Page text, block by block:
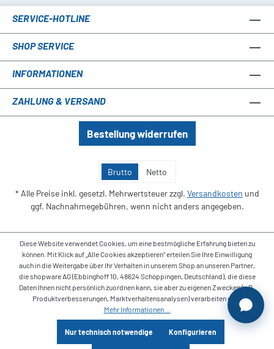
SERVICE-HOTLINE
SHOP SERVICE
INFORMATIONEN
ZAHLUNG & VERSAND
Bestellung widerrufen
Brutto Netto
* Alle Preise inkl. gesetzl. Mehrwertsteuer zzgl. Versandkosten und
ggf. Nachnahmegebühren, wenn nicht anders angegeben.
Diese Website verwendet Cookies, um eine bestmögliche Erfahrung bieten zu
können. Mit Klick auf „Alle Cookies akzeptieren“ erteilen Sie Ihre Einwilligung
auch in die Weitergabe über Ihr Verhalten in unserem Shop an unseren Partner,
die shopware AG (Ebbinghoff 10, 48624 Schöppingen, Deutschland), die diese
Daten Ihnen nicht persönlich zuordnen kann, sie aber zu eigenen Zwecken (z.B.
Produktverbesserungen, Marktverhaltensanalysen) verarbeiten darf.
Mehr Informationen ...
Nur technisch notwendige Konfigurieren